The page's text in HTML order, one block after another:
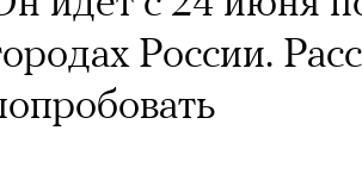
России.
Ekonika с
вызвала
«Мыс
и Эми